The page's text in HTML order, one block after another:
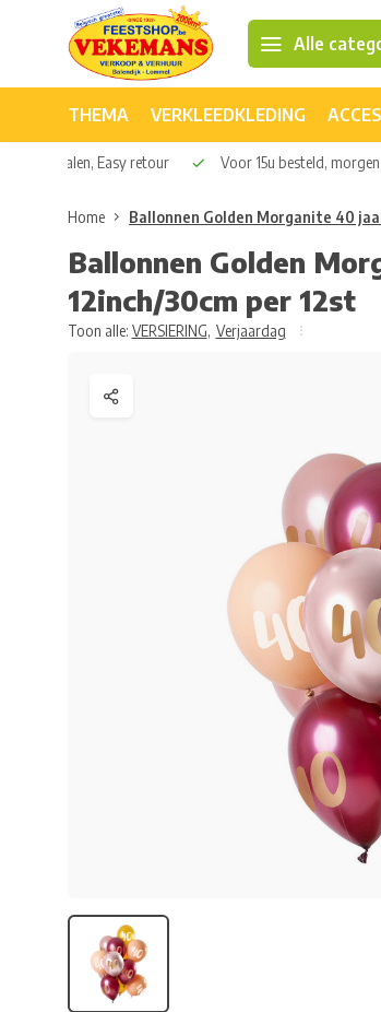
Alle
THEMA VERKLEEDKLEDING
Veilig betalen, Easy retour Voor 15u besteld,
Home Ballonnen Golden Morganite 40
Ballonnen Golden
12inch/30cm per 12st
Toon alle: VERSIERING, Verjaardag